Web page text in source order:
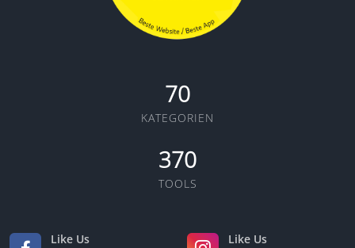
70
KATEGORIEN
370
TOOLS
Like Us
Like Us